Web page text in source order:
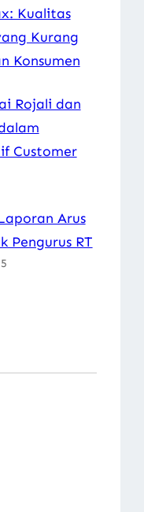
Kualitas
Kurang
Konsumen
Rojali dan
Customer
Arus
Pengurus RT